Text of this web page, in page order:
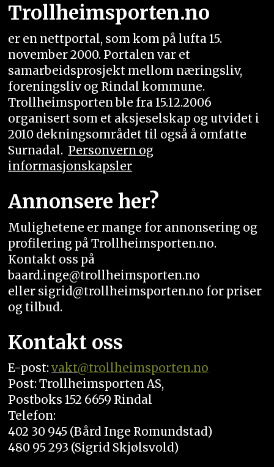
Trollheimsporten.no
er en nettportal, som kom på lufta 15.
november 2000. Portalen var et
samarbeidsprosjekt mellom næringsliv,
foreningsliv og Rindal kommune.
Trollheimsporten ble fra 15.12.2006
organisert som et aksjeselskap og utvidet i
2010 dekningsområdet til også å omfatte
Surnadal. Personvern og
informasjonskapsler
Annonsere her?
Mulighetene er mange for annonsering og
profilering på Trollheimsporten.no.
Kontakt oss på
baard.inge@trollheimsporten.no
eller sigrid@trollheimsporten.no for priser
og tilbud.
Kontakt oss
E-post:vakt@trollheimsporten.no
Post: Trollheimsporten AS,
Postboks 152 6659 Rindal
Telefon:
402 30 945 (Bård Inge Romundstad)
480 95 293 (Sigrid Skjølsvold)